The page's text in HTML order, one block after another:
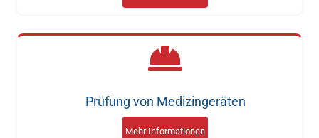
Prüfung von Medizingeräten
Mehr Informationen